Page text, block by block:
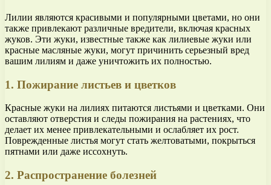
Лилии являются красивыми и популярными цветами, но они
также привлекают различные вредители, включая красных
жуков. Эти жуки, известные также как лилиевые жуки или
красные масляные жуки, могут причинить серьезный вред
вашим лилиям и даже уничтожить их полностью.
1. Пожирание листьев и цветков
Красные жуки на лилиях питаются листьями и цветками. Они
оставляют отверстия и следы пожирания на растениях, что
делает их менее привлекательными и ослабляет их рост.
Поврежденные листья могут стать желтоватыми, покрыться
пятнами или даже иссохнуть.
2. Распространение болезней